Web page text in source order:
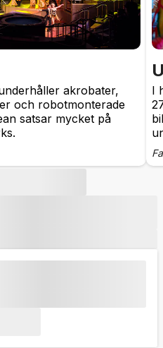
akrobater,
och robotmonterade
satsar mycket på
I